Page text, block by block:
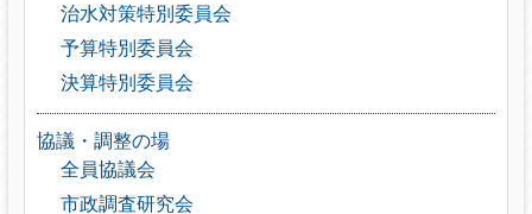
治水対策特別委員会
予算特別委員会
決算特別委員会
協議・調整の場
全員協議会
市政調査研究会